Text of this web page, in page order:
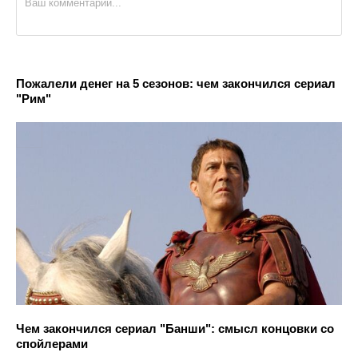
Пожалели денег на 5 сезонов: чем закончился сериал
"Рим"
Чем закончился сериал "Банши": смысл концовки со
спойлерами